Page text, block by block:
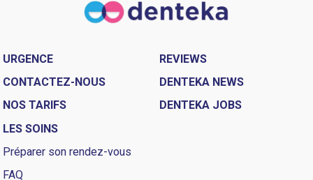
URGENCE
CONTACTEZ-NOUS
NOS TARIFS
LES SOINS
REVIEWS
DENTEKA NEWS
DENTEKA JOBS
Préparer son rendez-vous
FAQ